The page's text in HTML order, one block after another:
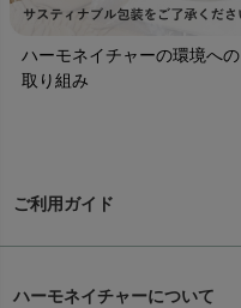
ハーモネイチャーの環境への
取り組み
ご利用ガイド
ハーモネイチャーについて